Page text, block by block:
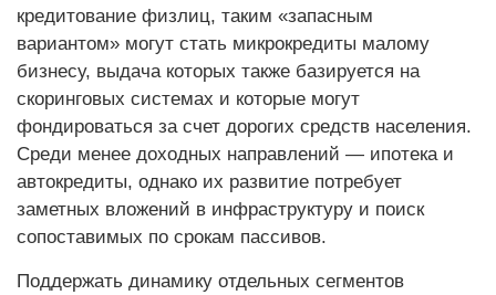
кредитование физлиц, таким «запасным
вариантом» могут стать микрокредиты малому
бизнесу, выдача которых также базируется на
скоринговых системах и которые могут
фондироваться за счет дорогих средств населения.
Среди менее доходных направлений — ипотека и
автокредиты, однако их развитие потребует
заметных вложений в инфраструктуру и поиск
сопоставимых по срокам пассивов.
Поддержать динамику отдельных сегментов